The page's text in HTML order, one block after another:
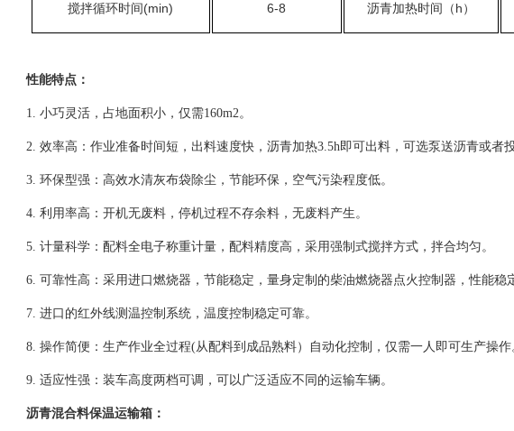
搅拌循环时间(min) 6-8 沥青加热时间（h）
性能特点：
1. 小巧灵活，占地面积小，仅需160m2。
2. 效率高：作业准备时间短，出料速度快，沥青加热3.5h即可出料，可选泵送沥青或者
3. 环保型强：高效水清灰布袋除尘，节能环保，空气污染程度低。
4. 利用率高：开机无废料，停机过程不存余料，无废料产生。
5. 计量科学：配料全电子称重计量，配料精度高，采用强制式搅拌方式，拌合均匀。
6. 可靠性高：采用进口燃烧器，节能稳定，量身定制的柴油燃烧器点火控制器，性能稳
7. 进口的红外线测温控制系统，温度控制稳定可靠。
8. 操作简便：生产作业全过程(从配料到成品熟料）自动化控制，仅需一人即可生产操作
9. 适应性强：装车高度两档可调，可以广泛适应不同的运输车辆。
沥青混合料保温运输箱：